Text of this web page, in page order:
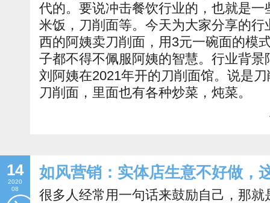
代的。要说冲击餐饮行业的，也就是
米饭，刀削面等。今天为大家分享的
西的阿姨卖刀削面，用3元一碗面的模
子都不得不佩服阿姨的智慧。行业背
刘阿姨在2021年开的刀削面馆。说是
刀削面，里面也有各种炒菜，炖菜。
14
2020
08
如风营销：实体店生意不好做，
很多人经常用一句话来鼓励自己，那